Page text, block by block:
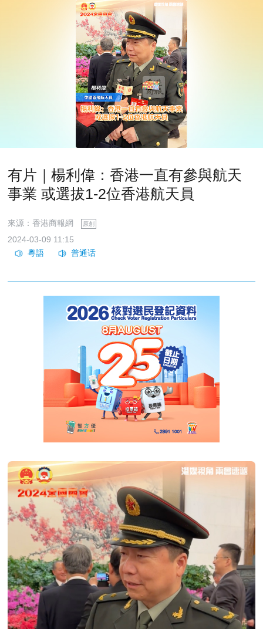
有片｜楊利偉：香港一直有參與航天
事業 或選拔1-2位香港航天員
來源：香港商報網 原創
2024-03-09 11:15